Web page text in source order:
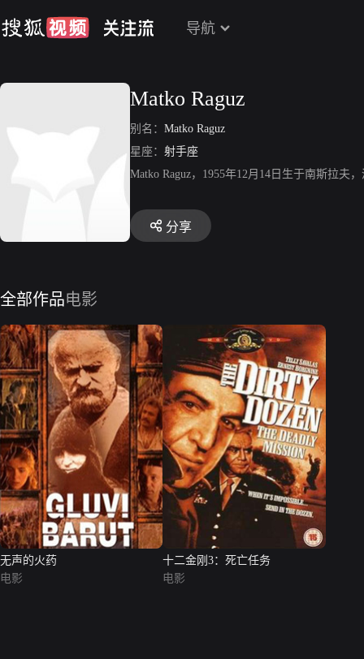
导航
Matko Raguz
别名： Matko Raguz
星座： 射手座
Matko Raguz，1955年12月14日生于南斯拉夫
分享
全部作品电影
无声的火药
电影
十二金刚3：死亡任务
电影